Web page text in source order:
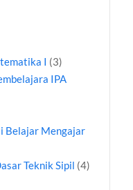
I (3)
IPA
Belajar Mengajar
Teknik Sipil (4)